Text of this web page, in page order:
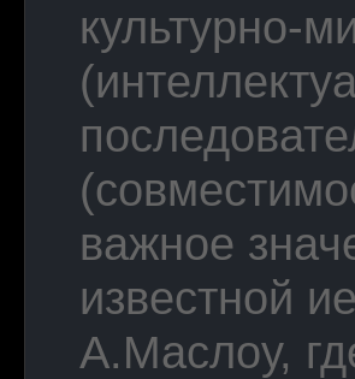
культурно-
важное
известной
А.Маслоу,